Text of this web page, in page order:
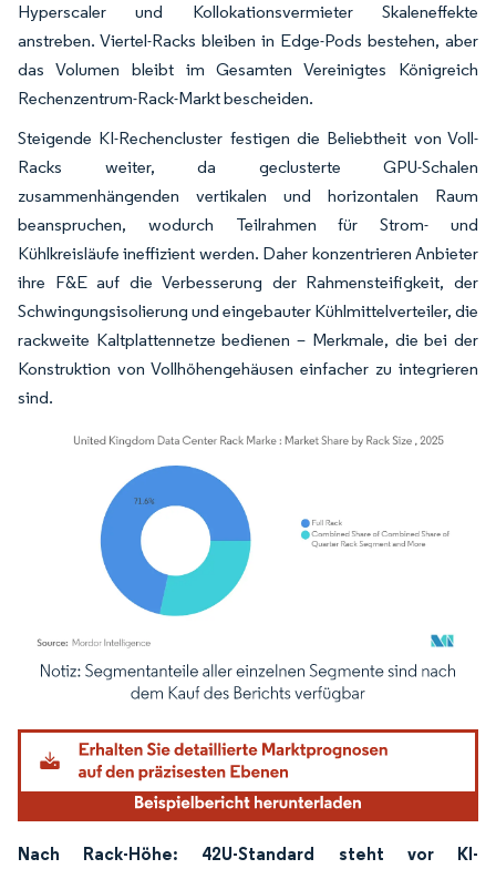
Hyperscaler und Kollokationsvermieter Skaleneffekte
anstreben. Viertel-Racks bleiben in Edge-Pods bestehen, aber
das Volumen bleibt im Gesamten Vereinigtes Königreich
Rechenzentrum-Rack-Markt bescheiden.
Steigende KI-Rechencluster festigen die Beliebtheit von Voll-
Racks weiter, da geclusterte GPU-Schalen
zusammenhängenden vertikalen und horizontalen Raum
beanspruchen, wodurch Teilrahmen für Strom- und
Kühlkreisläufe ineffizient werden. Daher konzentrieren Anbieter
ihre F&E auf die Verbesserung der Rahmensteifigkeit, der
Schwingungsisolierung und eingebauter Kühlmittelverteiler, die
rackweite Kaltplattennetze bedienen – Merkmale, die bei der
Konstruktion von Vollhöhengehäusen einfacher zu integrieren
sind.
Bild © Mordor Intelligence. Wiederverwendung erfordert Namensnennung
Nach Rack-Höhe: 42U-Standard steht vor KI-